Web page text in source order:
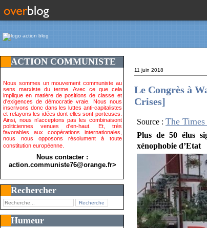
ACTION COMMUNISTE
Nous sommes un mouvement communiste au
sens marxiste du terme. Avec ce que cela
implique en matière de positions de classe et
d'exigences de démocratie vraie. Nous nous
inscrivons donc dans les luttes anti-capitalistes
et relayons les idées dont elles sont porteuses.
Ainsi, nous n'acceptons pas les combinaisont
politiciennes venues d'en-haut. Et, très
favorables aux coopérations internationales,
nous nous opposons résolument à toute
constitution européenne.
Nous contacter :
action.communiste76@orange.fr>
Rechercher
Humeur
11 juin 2018
Le Congrès à
Crises]
Source :The
Plus de 50 élus
xénophobie d’Etat